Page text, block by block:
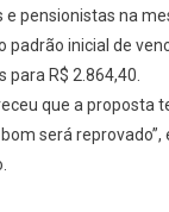
pensionistas na
padrão inicial de
R$ 2.864,40.
que a proposta
será